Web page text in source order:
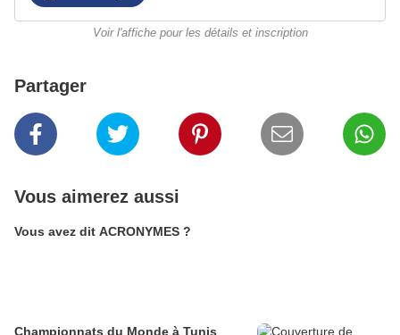
Voir l'affiche pour les détails et inscription
Partager
Vous aimerez aussi
Vous avez dit ACRONYMES ?
Championnats du Monde à Tunis